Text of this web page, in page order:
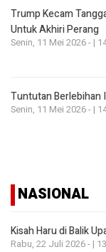
Trump Kecam
Untuk Akhiri Perang
Senin, 11 Mei 2026 - |
Tuntutan Berlebihan
Senin, 11 Mei 2026 - |
NASIONAL
Kisah Haru di Balik
Rabu, 22 Juli 2026 - |